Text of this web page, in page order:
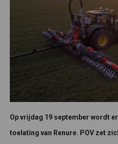
Op vrijdag 19 september wordt
toelating van Renure. POV zet